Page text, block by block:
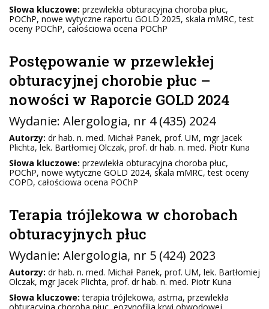
Słowa kluczowe: przewlekła obturacyjna choroba płuc,
POChP, nowe wytyczne raportu GOLD 2025, skala mMRC, test
oceny POChP, całościowa ocena POChP
Postępowanie w przewlekłej
obturacyjnej chorobie płuc –
nowości w Raporcie GOLD 2024
Wydanie: Alergologia, nr 4 (435) 2024
Autorzy: dr hab. n. med. Michał Panek, prof. UM, mgr Jacek
Plichta, lek. Bartłomiej Olczak, prof. dr hab. n. med. Piotr Kuna
Słowa kluczowe: przewlekła obturacyjna choroba płuc,
POChP, nowe wytyczne GOLD 2024, skala mMRC, test oceny
COPD, całościowa ocena POChP
Terapia trójlekowa w chorobach
obturacyjnych płuc
Wydanie: Alergologia, nr 5 (424) 2023
Autorzy: dr hab. n. med. Michał Panek, prof. UM, lek. Bartłomiej
Olczak, mgr Jacek Plichta, prof. dr hab. n. med. Piotr Kuna
Słowa kluczowe: terapia trójlekowa, astma, przewlekła